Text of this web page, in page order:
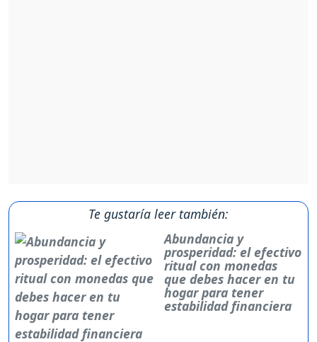
Te gustaría leer también:
Abundancia y
prosperidad: el efectivo
ritual con monedas
que debes hacer en tu
hogar para tener
estabilidad financiera